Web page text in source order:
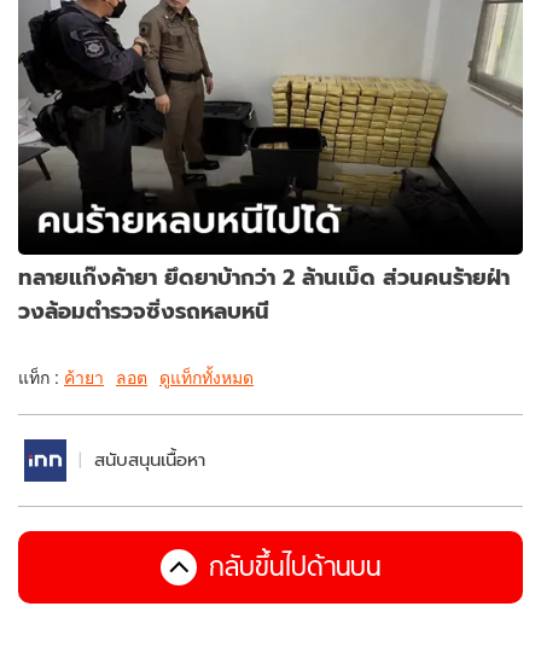
ทลายแก๊งค้ายา ยึดยาบ้ากว่า 2 ล้านเม็ด ส่วนคนร้ายฝ่า
วงล้อมตำรวจซิ่งรถหลบหนี
แท็ก : ค้ายา ลอต ดูแท็กทั้งหมด
สนับสนุนเนื้อหา
กลับขึ้นไปด้านบน